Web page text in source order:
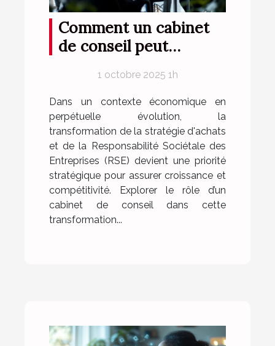
Comment un cabinet
de conseil peut
stratégie d'achats et
RSE ?
1 octobre 2025 1h
Dans un contexte économique en
perpétuelle évolution, la
transformation de la stratégie d'achats
et de la Responsabilité Sociétale des
Entreprises (RSE) devient une priorité
stratégique pour assurer croissance et
compétitivité. Explorer le rôle d’un
cabinet de conseil dans cette
transformation...